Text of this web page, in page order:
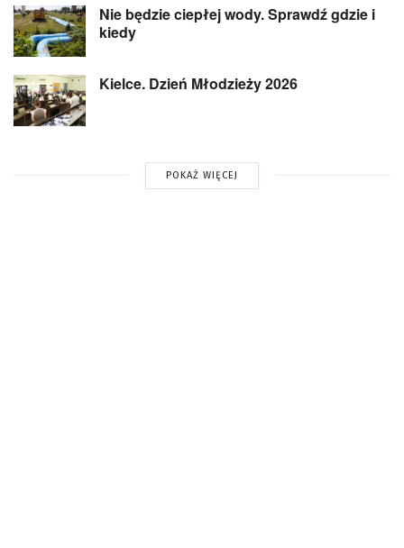
Nie będzie ciepłej wody. Sprawdź gdzie i
kiedy
Kielce. Dzień Młodzieży 2026
POKAŻ WIĘCEJ